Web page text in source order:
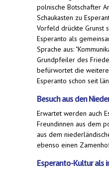
polnische Botschafter
Schaukasten zu
Vorfeld drückte Grunst
Esperanto als
Sprache aus:
Grundpfeiler des
befürwortet die
Esperanto schon seit
Besuch aus den
Erwartet werden auch
Freundinnen aus dem
aus dem
ebenso einen
Esperanto-Kultur als